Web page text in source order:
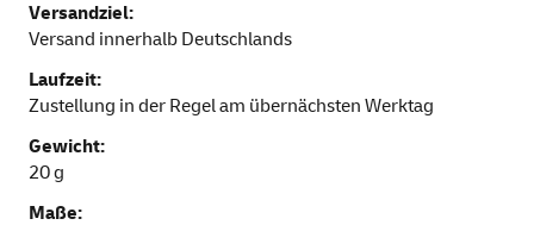
Versandziel:
Versand innerhalb Deutschlands
Laufzeit:
Zustellung in der Regel am übernächsten Werktag
Gewicht:
20 g
Maße: